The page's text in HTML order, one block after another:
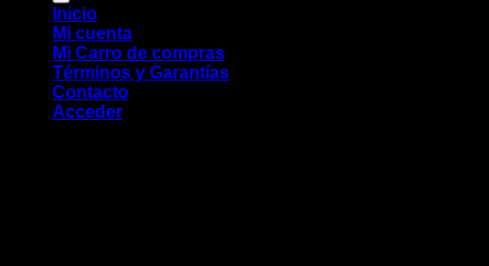
Inicio
Mi cuenta
Mi Carro de compras
Términos y Garantías
Contacto
Acceder